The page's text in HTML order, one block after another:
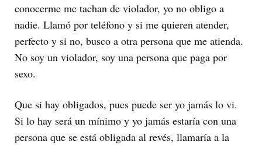
conocerme me tachan de violador, yo no obligo a
nadie. Llamó por teléfono y si me quieren atender,
perfecto y si no, busco a otra persona que me atienda.
No soy un violador, soy una persona que paga por
sexo.
Que si hay obligados, pues puede ser yo jamás lo vi.
Si lo hay será un mínimo y yo jamás estaría con una
persona que se está obligada al revés, llamaría a la